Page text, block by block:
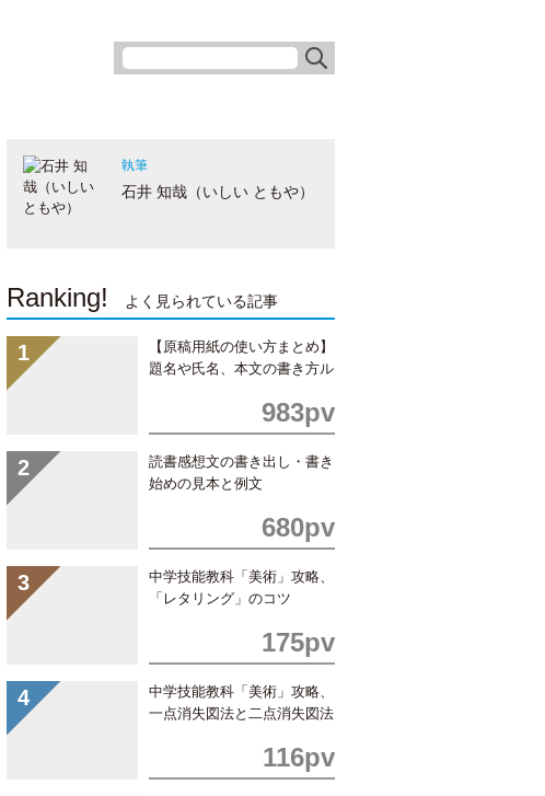
執筆
石井 知哉（いしい ともや）
Ranking! よく見られている記事
【原稿用紙の使い方まとめ】
題名や氏名、本文の書き方ル
983pv
読書感想文の書き出し・書き
始めの見本と例文
680pv
中学技能教科「美術」攻略、
「レタリング」のコツ
175pv
中学技能教科「美術」攻略、
一点消失図法と二点消失図法
116pv